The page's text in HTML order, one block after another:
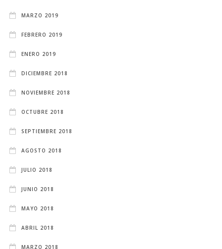
MARZO 2019
FEBRERO 2019
ENERO 2019
DICIEMBRE 2018
NOVIEMBRE 2018
OCTUBRE 2018
SEPTIEMBRE 2018
AGOSTO 2018
JULIO 2018
JUNIO 2018
MAYO 2018
ABRIL 2018
MARZO 2018